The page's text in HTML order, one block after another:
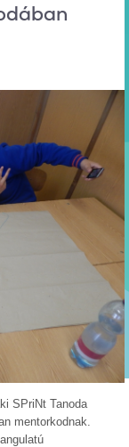
SPriNt Tanoda
mentorkodnak.